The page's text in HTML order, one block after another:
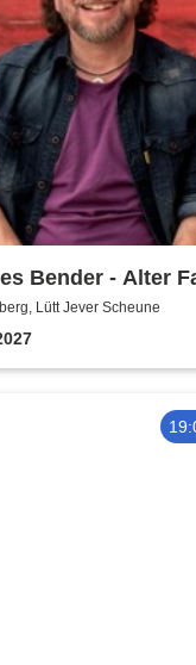
Bender - Alter
Lütt Jever Scheune